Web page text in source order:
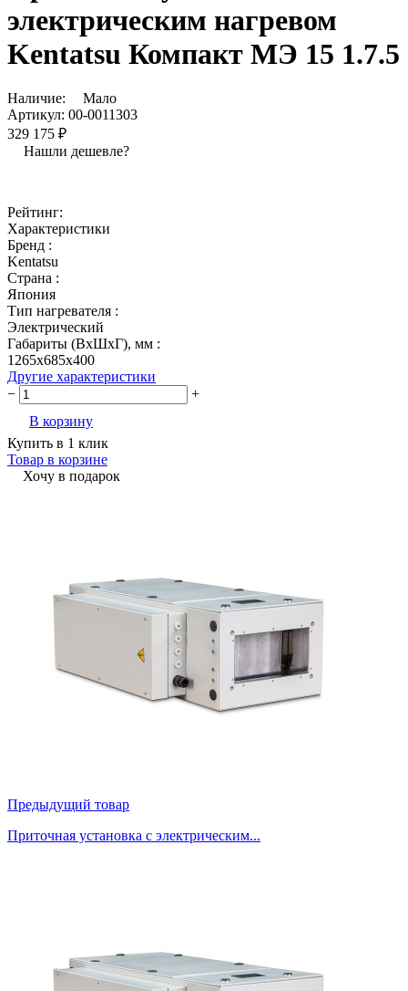
электрическим нагревом
Kentatsu Компакт МЭ 15 1.7.5
Наличие:
Мало
Артикул: 00-0011303
329 175 ₽
Нашли дешевле?
Рейтинг:
Характеристики
Бренд :
Kentatsu
Страна :
Япония
Тип нагревателя :
Электрический
Габариты (ВхШхГ), мм :
1265х685х400
Другие характеристики
−
+
В корзину
Купить в 1 клик
Товар в корзине
Хочу в подарок
Предыдущий товар
Приточная установка с электрическим...